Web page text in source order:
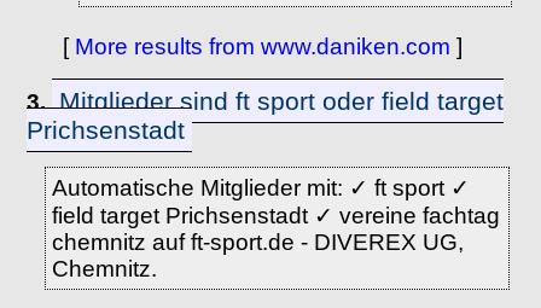
[ More results from www.daniken.com ]
3. Mitglieder sind ft sport oder field target
Prichsenstadt
Automatische Mitglieder mit: ✓ ft sport ✓
field target Prichsenstadt ✓ vereine fachtag
chemnitz auf ft-sport.de - DIVEREX UG,
Chemnitz.